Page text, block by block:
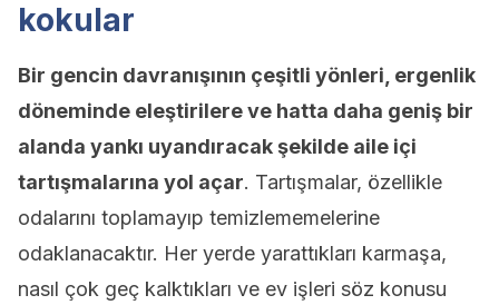
kokular
Bir gencin davranışının çeşitli yönleri, ergenlik
döneminde eleştirilere ve hatta daha geniş bir
alanda yankı uyandıracak şekilde aile içi
tartışmalarına yol açar. Tartışmalar, özellikle
odalarını toplamayıp temizlememelerine
odaklanacaktır. Her yerde yarattıkları karmaşa,
nasıl çok geç kalktıkları ve ev işleri söz konusu